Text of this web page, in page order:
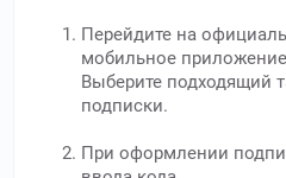
Перейдите на
мобильное
Выберите подходящий
подписки.
При оформлении